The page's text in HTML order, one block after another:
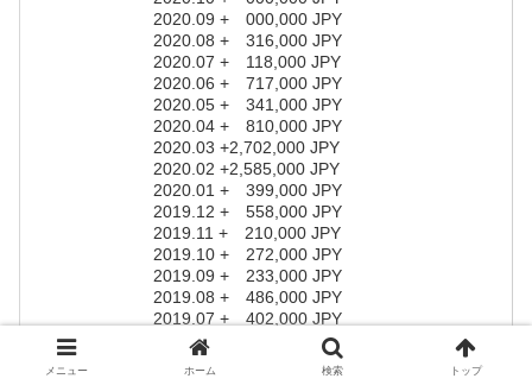
2020.09 + 000,000 JPY
2020.08 + 316,000 JPY
2020.07 + 118,000 JPY
2020.06 + 717,000 JPY
2020.05 + 341,000 JPY
2020.04 + 810,000 JPY
2020.03 +2,702,000 JPY
2020.02 +2,585,000 JPY
2020.01 + 399,000 JPY
2019.12 + 558,000 JPY
2019.11 + 210,000 JPY
2019.10 + 272,000 JPY
2019.09 + 233,000 JPY
2019.08 + 486,000 JPY
2019.07 + 402,000 JPY
2019.06 + 477,000 JPY
2019.05 + 378,000 JPY
メニュー ホーム 検索 トップ